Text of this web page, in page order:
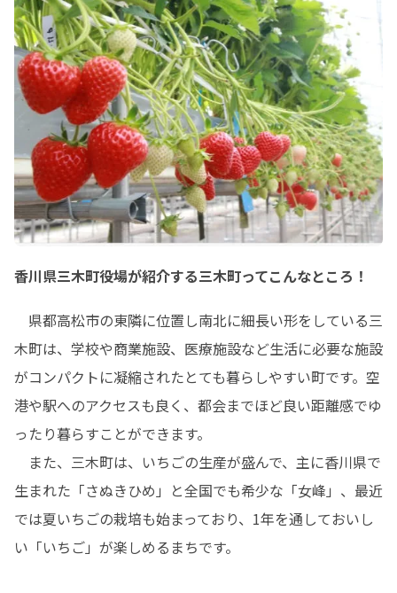
香川県三木町役場が紹介する三木町ってこんなところ！
県都高松市の東隣に位置し南北に細長い形をしている三
木町は、学校や商業施設、医療施設など生活に必要な施設
がコンパクトに凝縮されたとても暮らしやすい町です。空
港や駅へのアクセスも良く、都会までほど良い距離感でゆ
ったり暮らすことができます。
また、三木町は、いちごの生産が盛んで、主に香川県で
生まれた「さぬきひめ」と全国でも希少な「女峰」、最近
では夏いちごの栽培も始まっており、1年を通しておいし
い「いちご」が楽しめるまちです。